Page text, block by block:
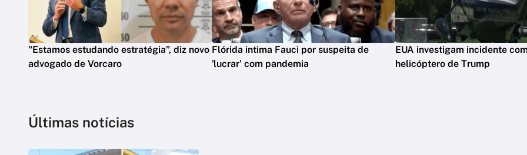
"Estamos estudando estratégia”, diz novo
advogado de Vorcaro
Flórida intima Fauci por suspeita de
'lucrar' com pandemia
EUA investigam incidente
helicóptero de Trump
Últimas notícias